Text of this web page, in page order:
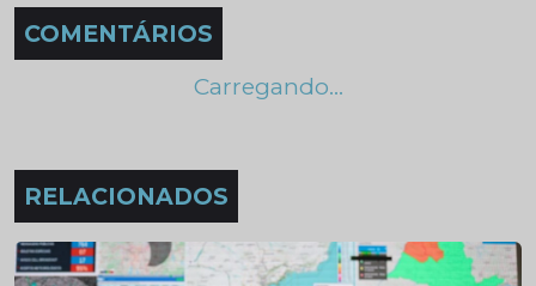
COMENTÁRIOS
Carregando...
RELACIONADOS